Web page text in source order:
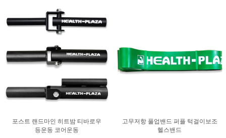
포스트 랜드마인 히트밤 티바로우
등운동 코어운동
고무저항 풀업밴드 퍼플 턱걸이보조
헬스밴드